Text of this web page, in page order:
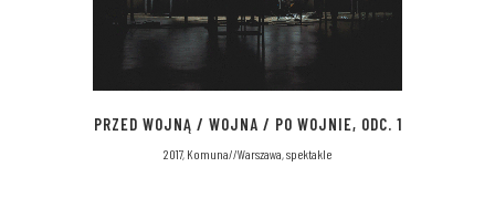
PRZED WOJNĄ / WOJNA / PO WOJNIE, ODC. 1
2017, Komuna//Warszawa, spektakle